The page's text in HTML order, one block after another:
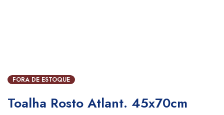
FORA DE ESTOQUE
Toalha Rosto Atlant. 45x70cm